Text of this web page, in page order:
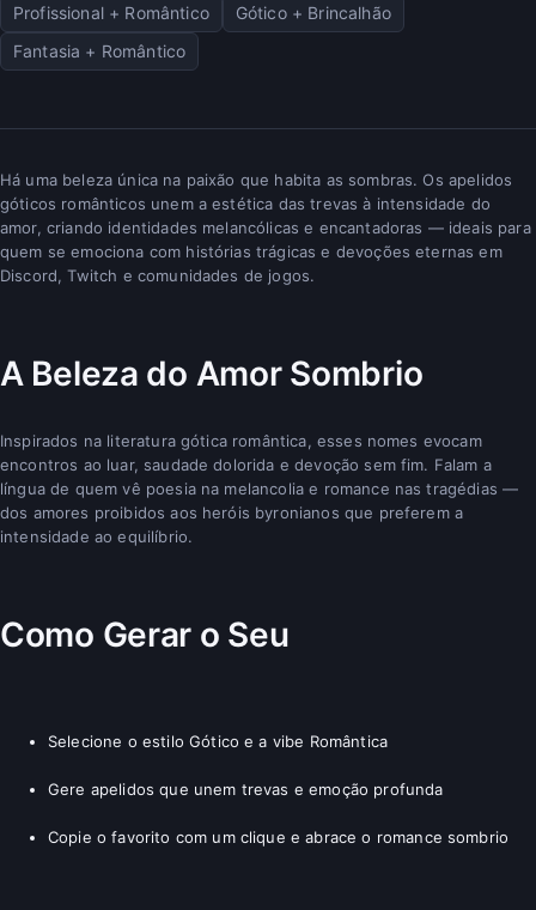
Profissional + Romântico
Gótico + Brincalhão
Fantasia + Romântico
Há uma beleza única na paixão que habita as sombras. Os apelidos
góticos românticos unem a estética das trevas à intensidade do
amor, criando identidades melancólicas e encantadoras — ideais para
quem se emociona com histórias trágicas e devoções eternas em
Discord, Twitch e comunidades de jogos.
A Beleza do Amor Sombrio
Inspirados na literatura gótica romântica, esses nomes evocam
encontros ao luar, saudade dolorida e devoção sem fim. Falam a
língua de quem vê poesia na melancolia e romance nas tragédias —
dos amores proibidos aos heróis byronianos que preferem a
intensidade ao equilíbrio.
Como Gerar o Seu
Selecione o estilo Gótico e a vibe Romântica
Gere apelidos que unem trevas e emoção profunda
Copie o favorito com um clique e abrace o romance sombrio